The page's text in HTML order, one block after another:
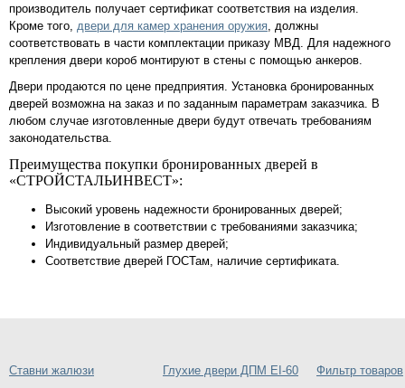
производитель получает сертификат соответствия на изделия.
Кроме того, двери для камер хранения оружия , должны
соответствовать в части комплектации приказу МВД. Для надежного
крепления двери короб монтируют в стены с помощью анкеров.
Двери продаются по цене предприятия. Установка бронированных
дверей возможна на заказ и по заданным параметрам заказчика. В
любом случае изготовленные двери будут отвечать требованиям
законодательства.
Преимущества покупки бронированных дверей в
«СТРОЙСТАЛЬИНВЕСТ»:
Высокий уровень надежности бронированных дверей;
Изготовление в соответствии с требованиями заказчика;
Индивидуальный размер дверей;
Соответствие дверей ГОСТам, наличие сертификата.
Ставни жалюзи
Глухие двери ДПМ EI-60
Фильтр товаров